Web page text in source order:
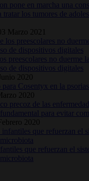
pone en marcha una
tratar los tumores de
Marzo 2021
preescolares no duerme
de dispositivos digitales
2020
para Cosentyx en la
2020
precoz de las
para evitar
2020
que refuerzan el